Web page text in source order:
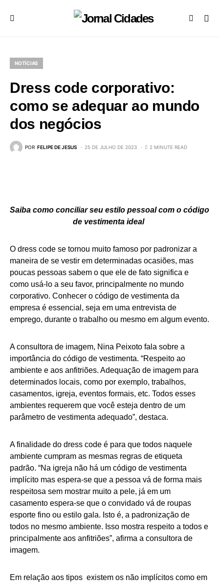
NOTÍCIAS
Dress code corporativo:
como se adequar ao mundo
dos negócios
POR FELIPE DE JESUS 25 DE JULHO DE 2023 2 MINUTE READ
Saiba como conciliar seu estilo pessoal com o código
de vestimenta ideal
O dress code se tornou muito famoso por padronizar a
maneira de se vestir em determinadas ocasiões, mas
poucas pessoas sabem o que ele de fato significa e
como usá-lo a seu favor, principalmente no mundo
corporativo. Conhecer o código de vestimenta da
empresa é essencial, seja em uma entrevista de
emprego, durante o trabalho ou mesmo em algum evento.
A consultora de imagem, Nina Peixoto fala sobre a
importância do código de vestimenta. “Respeito ao
ambiente e aos anfitriões. Adequação de imagem para
determinados locais, como por exemplo, trabalhos,
casamentos, igreja, eventos formais, etc. Todos esses
ambientes requerem que você esteja dentro de um
parâmetro de vestimenta adequado”, destaca.
A finalidade do dress code é para que todos naquele
ambiente cumpram as mesmas regras de etiqueta
padrão. “Na igreja não há um código de vestimenta
implícito mas espera-se que a pessoa vá de forma mais
respeitosa sem mostrar muito a pele, já em um
casamento espera-se que o convidado vá de roupas
esporte fino ou estilo gala. Isto é, a padronização de
todos no mesmo ambiente. Isso mostra respeito a todos e
principalmente aos anfitriões”, afirma a consultora de
imagem.
Em relação aos tipos existem os não implícitos como em